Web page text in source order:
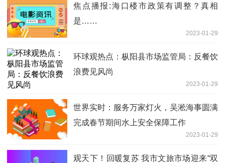
焦点播报:海口楼市政策有调整？真相
是……
2023-01-29
环球观热点：枞阳县市场监管局：反餐饮
浪费见风尚
2023-01-29
世界实时：服务万家灯火，吴淞海事圆满
完成春节期间水上安全保障工作
2023-01-29
观天下！回暖复苏 我市文旅市场迎来“双